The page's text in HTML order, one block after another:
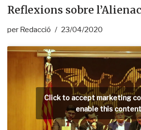
Reflexions sobre
per Redacció 23/04/2020
Click to accept marketing
enable this content